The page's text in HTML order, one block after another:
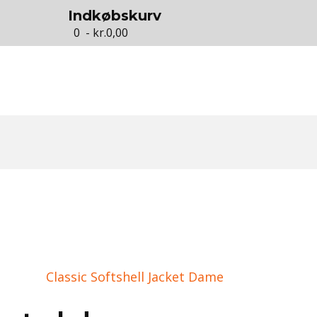
Indkøbskurv
0 - kr.0,00
Classic Softshell Jacket Dame